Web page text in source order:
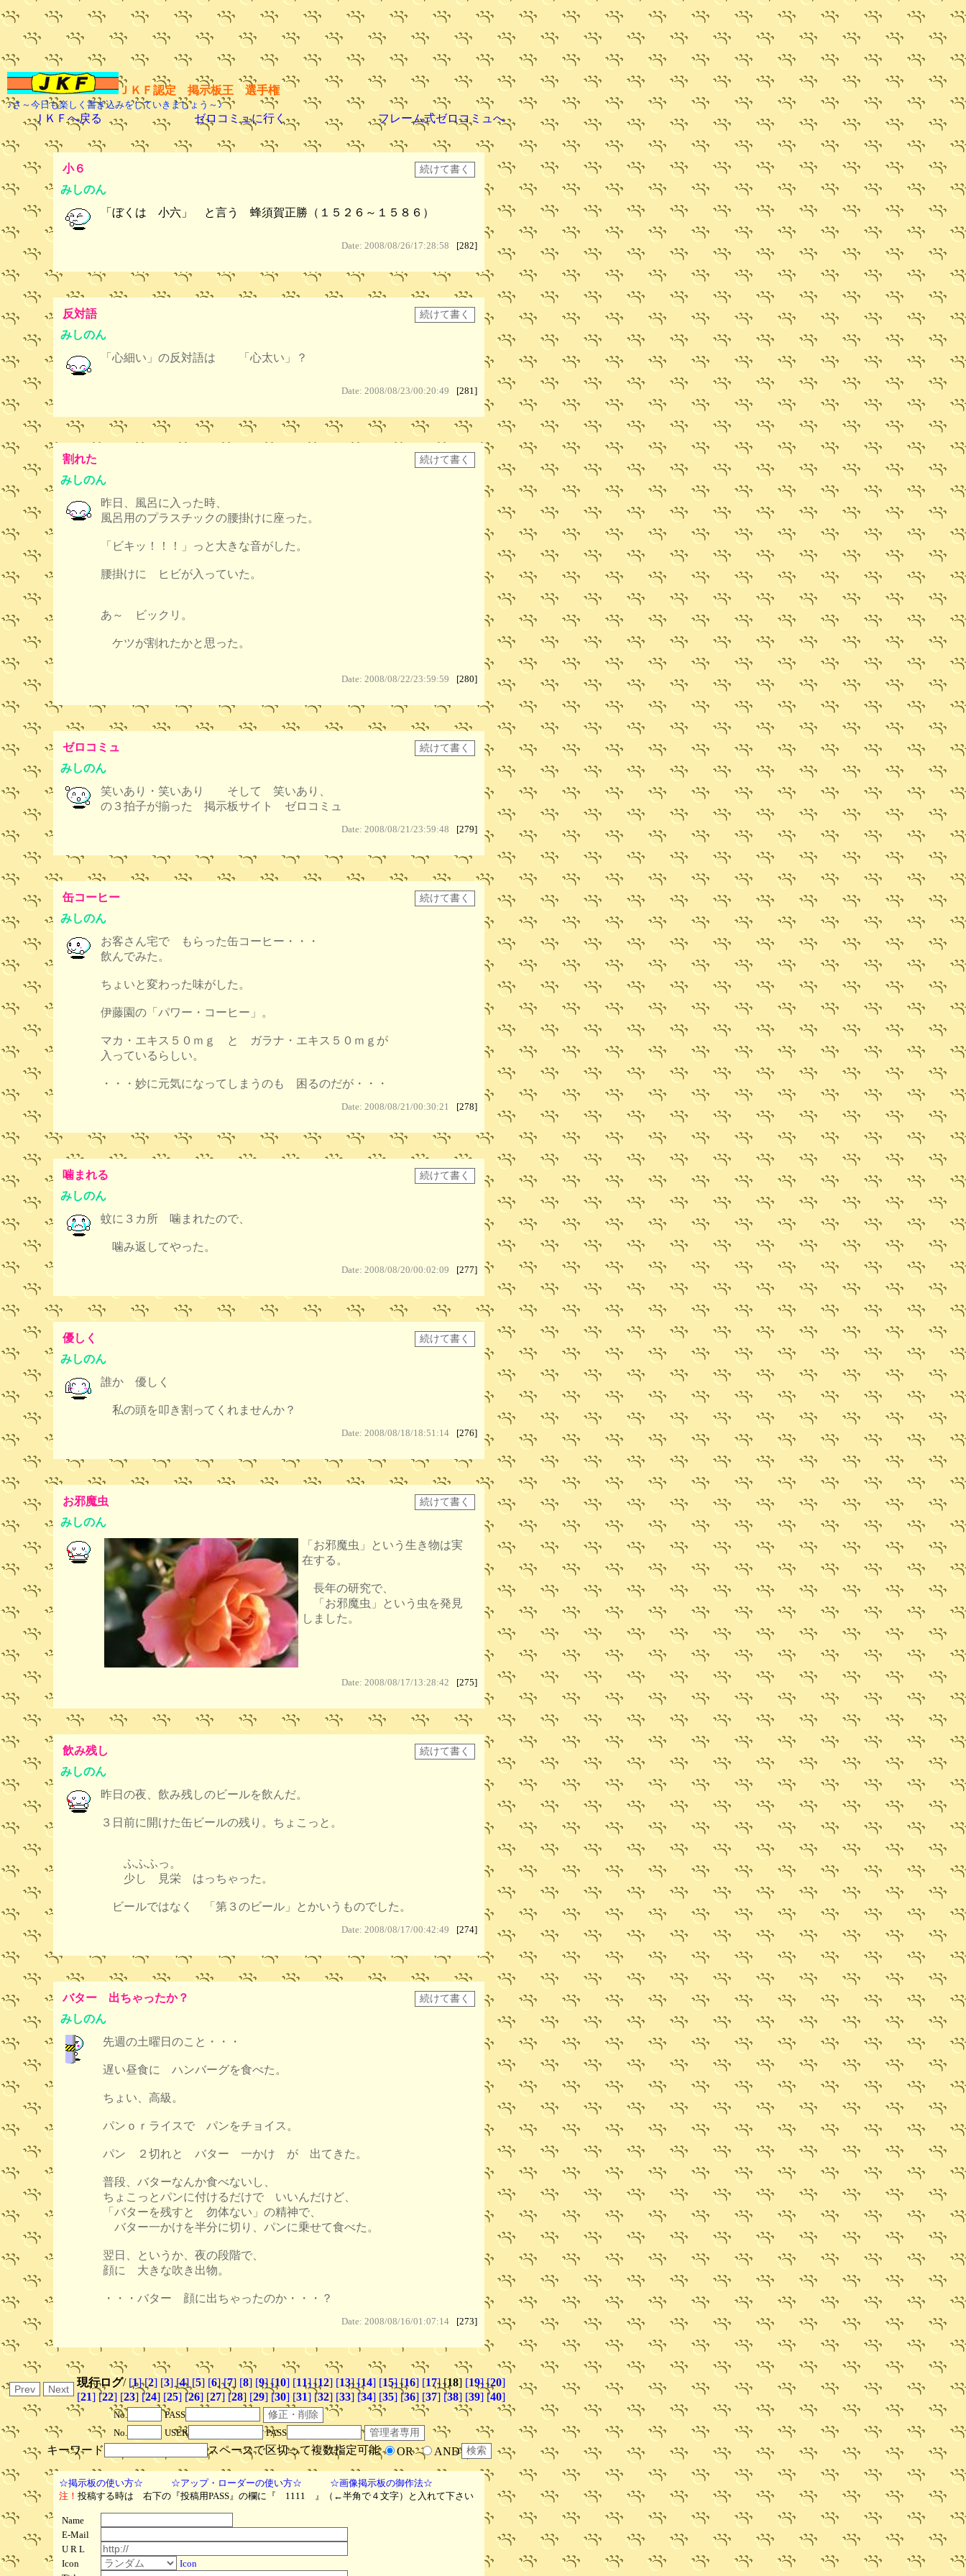
ＪＫＦ認定 掲示板王 選手権
♪さ～今日も楽しく書き込みをしていきましょう～♪
ＪＫＦへ戻る ゼロコミュに行く フレーム式ゼロコミュへ
小６
みしのん
「ぼくは 小六」 と言う 蜂須賀正勝（１５２６～１５８６）
Date: 2008/08/26/17:28:58 [282]
反対語
みしのん
「心細い」の反対語は 「心太い」？
Date: 2008/08/23/00:20:49 [281]
割れた
みしのん
昨日、風呂に入った時、
風呂用のプラスチックの腰掛けに座った。
「ビキッ！！！」っと大きな音がした。
腰掛けに ヒビが入っていた。
あ～ ビックリ。
ケツが割れたかと思った。
Date: 2008/08/22/23:59:59 [280]
ゼロコミュ
みしのん
笑いあり・笑いあり そして 笑いあり、
の３拍子が揃った 掲示板サイト ゼロコミュ
Date: 2008/08/21/23:59:48 [279]
缶コーヒー
みしのん
お客さん宅で もらった缶コーヒー・・・
飲んでみた。
ちょいと変わった味がした。
伊藤園の「パワー・コーヒー」。
マカ・エキス５０ｍｇ と ガラナ・エキス５０ｍｇが
入っているらしい。
・・・妙に元気になってしまうのも 困るのだが・・・
Date: 2008/08/21/00:30:21 [278]
噛まれる
みしのん
蚊に３カ所 噛まれたので、
噛み返してやった。
Date: 2008/08/20/00:02:09 [277]
優しく
みしのん
誰か 優しく
私の頭を叩き割ってくれませんか？
Date: 2008/08/18/18:51:14 [276]
お邪魔虫
みしのん
「お邪魔虫」という生き物は実
在する。
長年の研究で、
「お邪魔虫」という虫を発見
しました。
Date: 2008/08/17/13:28:42 [275]
飲み残し
みしのん
昨日の夜、飲み残しのビールを飲んだ。
３日前に開けた缶ビールの残り。ちょこっと。
ふふふっ。
少し 見栄 はっちゃった。
ビールではなく 「第３のビール」とかいうものでした。
Date: 2008/08/17/00:42:49 [274]
バター 出ちゃったか？
みしのん
先週の土曜日のこと・・・
遅い昼食に ハンバーグを食べた。
ちょい、高級。
パンｏｒライスで パンをチョイス。
パン ２切れと バター 一かけ が 出てきた。
普段、バターなんか食べないし、
ちょこっとパンに付けるだけで いいんだけど、
「バターを残すと 勿体ない」の精神で、
バター一かけを半分に切り、パンに乗せて食べた。
翌日、というか、夜の段階で、
顔に 大きな吹き出物。
・・・バター 顔に出ちゃったのか・・・？
Date: 2008/08/16/01:07:14 [273]
現行ログ/ [1] [2] [3] [4] [5] [6] [7] [8] [9] [10] [11] [12] [13] [14] [15] [16] [17][18] [19] [20]
[21] [22] [23] [24] [25] [26] [27] [28] [29] [30] [31] [32] [33] [34] [35] [36] [37] [38] [39] [40]
No.
PASS
No.
USER PASS
キーワード スペースで区切って複数指定可能 OR AND
☆掲示板の使い方☆ ☆アップ・ローダーの使い方☆
☆画像掲示板の御作法☆
注！ 投稿する時は 右下の『投稿用PASS』の欄に『 1111 』（←半角で４文字）と入れて下さい
Name
E-Mail
U R L
Icon
Icon